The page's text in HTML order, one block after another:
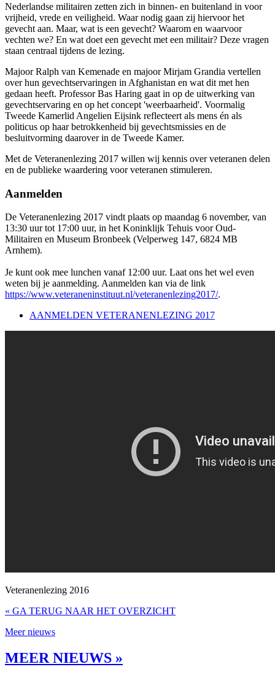
Nederlandse militairen zetten zich in binnen- en buitenland in voor
vrijheid, vrede en veiligheid. Waar nodig gaan zij hiervoor het
gevecht aan. Maar, wat is een gevecht? Waarom en waarvoor
vechten we? En wat doet een gevecht met een militair? Deze vragen
staan centraal tijdens de lezing.
Majoor Ralph van Kemenade en majoor Mirjam Grandia vertellen
over hun gevechtservaringen in Afghanistan en wat dit met hen
gedaan heeft. Professor Bas Haring gaat in op de uitwerking van
gevechtservaring en op het concept 'weerbaarheid'. Voormalig
Tweede Kamerlid Angelien Eijsink reflecteert als mens én als
politicus op haar betrokkenheid bij gevechtsmissies en de
besluitvorming daarover in de Tweede Kamer.
Met de Veteranenlezing 2017 willen wij kennis over veteranen delen
en de publieke waardering voor veteranen stimuleren.
Aanmelden
De Veteranenlezing 2017 vindt plaats op maandag 6 november, van
13:30 uur tot 17:00 uur, in het Koninklijk Tehuis voor Oud-
Militairen en Museum Bronbeek (Velperweg 147, 6824 MB
Arnhem).
Je kunt ook mee lunchen vanaf 12:00 uur. Laat ons het wel even
weten bij je aanmelding. Aanmelden kan via de link
https://www.veteraneninstituut.nl/veteranenlezing2017/.
AANMELDEN VETERANENLEZING 2017
Veteranenlezing 2016
« GA TERUG NAAR HET OVERZICHT
Meer nieuws
MEER NIEUWS »